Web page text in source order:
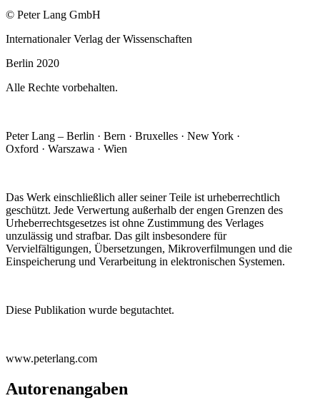
© Peter Lang GmbH
Internationaler Verlag der Wissenschaften
Berlin 2020
Alle Rechte vorbehalten.
Peter Lang – Berlin · Bern · Bruxelles · New York ·
Oxford · Warszawa · Wien
Das Werk einschließlich aller seiner Teile ist urheberrechtlich
geschützt. Jede Verwertung außerhalb der engen Grenzen des
Urheberrechtsgesetzes ist ohne Zustimmung des Verlages
unzulässig und strafbar. Das gilt insbesondere für
Vervielfältigungen, Übersetzungen, Mikroverfilmungen und die
Einspeicherung und Verarbeitung in elektronischen Systemen.
Diese Publikation wurde begutachtet.
www.peterlang.com
Autorenangaben